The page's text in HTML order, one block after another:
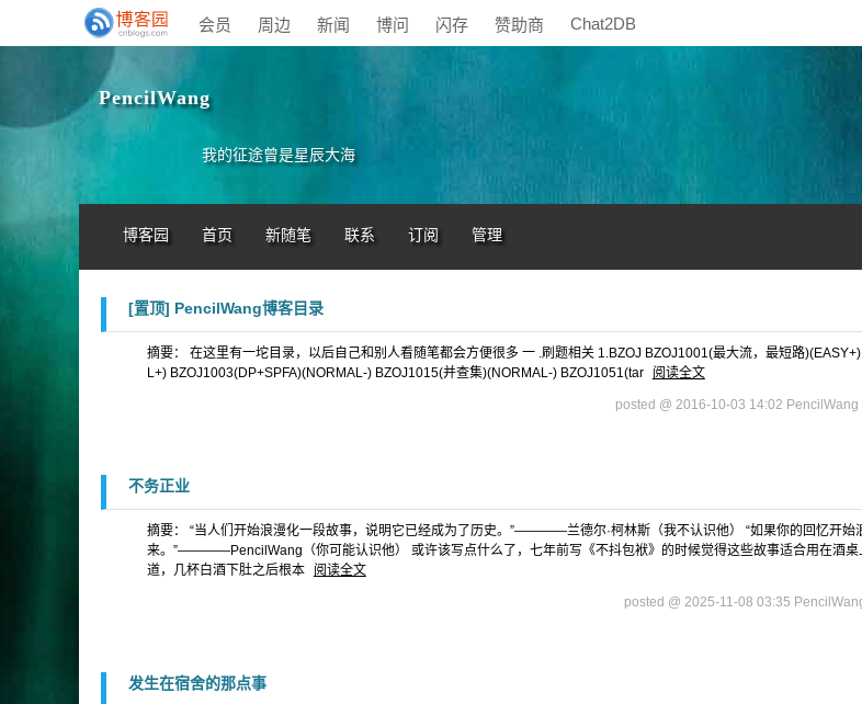
会员 周边 新闻 博问 闪存 赞助商 Chat2DB
PencilWang
我的征途曾是星辰大海
博客园 首页 新随笔 联系 订阅 管理
[置顶] PencilWang博客目录
摘要： 在这里有一坨目录，以后自己和别人看随笔都会方便很多 一 .刷题相关 1.BZOJ BZOJ1001(最大流，最短路
L+) BZOJ1003(DP+SPFA)(NORMAL-) BZOJ1015(并查集)(NORMAL-) BZOJ1051(tar
阅读全文
posted @ 2016-10-03 14:02 PencilWang
不务正业
摘要： “当人们开始浪漫化一段故事，说明它已经成为了历史。”————兰德尔·柯林斯（我不认识他） “如果你的回忆开始
来。”————PencilWang（你可能认识他） 或许该写点什么了，七年前写《不抖包袱》的时候觉得这些故事适合用在酒桌
道，几杯白酒下肚之后根本
阅读全文
posted @ 2025-11-08 03:35
发生在宿舍的那点事